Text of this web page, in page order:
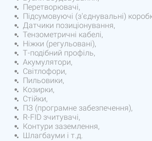
Перетворювачі,
Підсумовуючі (з'єднувальні)
Датчики позиціонування,
Тензометричні кабелі,
Ніжки (регульовані),
Т-подібний профіль,
Акумулятори,
Світлофори,
Пильовики,
Козирки,
Стійки,
ПЗ (програмне забезпечення),
R-FID зчитувачі,
Контури заземлення,
Шлагбауми і т.д.